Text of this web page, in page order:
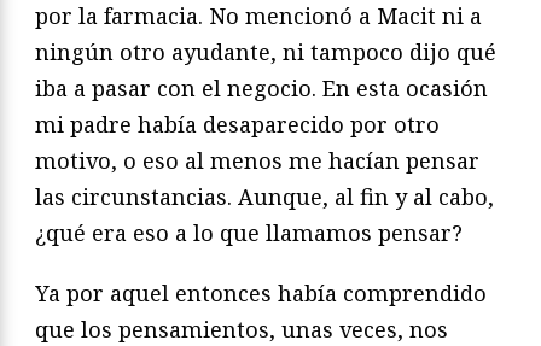
por la farmacia. No mencionó a Macit ni a
ningún otro ayudante, ni tampoco dijo qué
iba a pasar con el negocio. En esta ocasión
mi padre había desaparecido por otro
motivo, o eso al menos me hacían pensar
las circunstancias. Aunque, al fin y al cabo,
¿qué era eso a lo que llamamos pensar?
Ya por aquel entonces había comprendido
que los pensamientos, unas veces, nos